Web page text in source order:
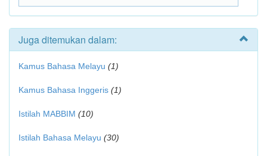
Juga ditemukan dalam:
Kamus Bahasa Melayu (1)
Kamus Bahasa Inggeris (1)
Istilah MABBIM (10)
Istilah Bahasa Melayu (30)